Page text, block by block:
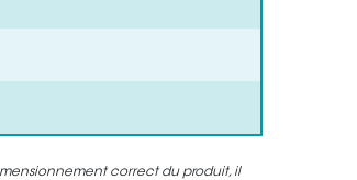
correct du produit, il